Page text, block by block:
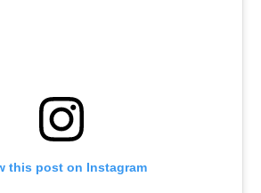
this post on Instagram